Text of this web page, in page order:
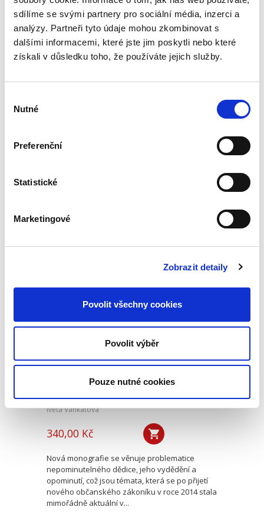
sdílíme se svými partnery pro sociální média, inzerci a
analýzy. Partneři tyto údaje mohou zkombinovat s
dalšími informacemi, které jste jim poskytli nebo které
získali v důsledku toho, že používáte jejich služby.
souhlasu
Nutné
Preferenční
Statistické
Marketingové
Zobrazit detaily
Povolit všechny cookies
Povolit výběr
Pouze nutné cookies
praxi, věnována v české odborné literatuře jen
zcela okrajová...
Náhrada škody
zvířetem
390,00 Kč
Publikace pojednává o předpokladech vzniku
povinnosti nahradit újmu způsobenou zvířetem
ryzí teorii, v knize čtenář nalezne srozumitelná
Nepominutelný
vydědění
Iveta Vankátová
340,00 Kč
Nová monografie se věnuje problematice
nepominutelného dědice, jeho vydědění a
opominutí, což jsou témata, která se po přijetí
nového občanského zákoníku v roce 2014 stala
mimořádně aktuální v...